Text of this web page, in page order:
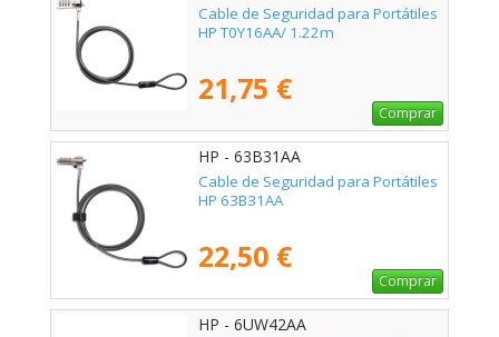
Cable de Seguridad para Portátiles
HP T0Y16AA/ 1.22m
21,75 €
Comprar
HP - 63B31AA
Cable de Seguridad para Portátiles
HP 63B31AA
22,50 €
Comprar
HP - 6UW42AA